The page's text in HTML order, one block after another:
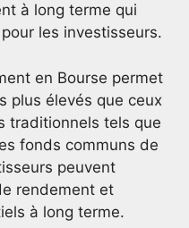
à long terme qui
les investisseurs.
en Bourse permet
plus élevés que ceux
traditionnels tels que
fonds communs de
peuvent
rendement et
à long terme.